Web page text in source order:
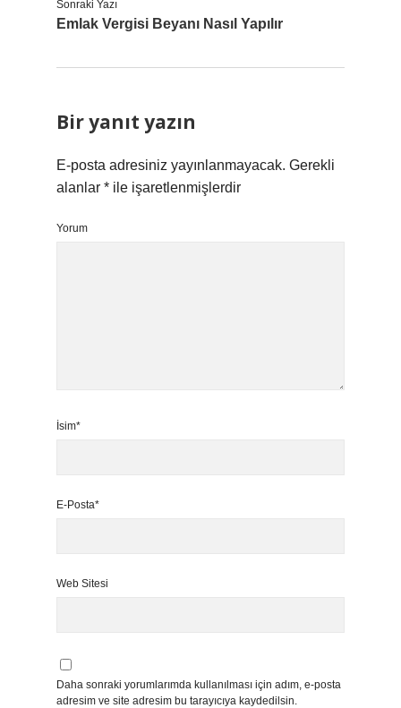
Sonraki Yazı
Emlak Vergisi Beyanı Nasıl Yapılır
Bir yanıt yazın
E-posta adresiniz yayınlanmayacak. Gerekli
alanlar * ile işaretlenmişlerdir
Yorum
İsim*
E-Posta*
Web Sitesi
Daha sonraki yorumlarımda kullanılması için adım, e-posta
adresim ve site adresim bu tarayıcıya kaydedilsin.